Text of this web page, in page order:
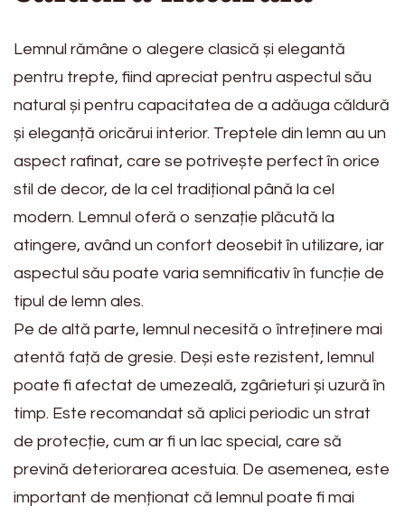
Lemnul rămâne o alegere clasică și elegantă
pentru trepte, fiind apreciat pentru aspectul său
natural și pentru capacitatea de a adăuga căldură
și eleganță oricărui interior. Treptele din lemn au un
aspect rafinat, care se potrivește perfect în orice
stil de decor, de la cel tradițional până la cel
modern. Lemnul oferă o senzație plăcută la
atingere, având un confort deosebit în utilizare, iar
aspectul său poate varia semnificativ în funcție de
tipul de lemn ales.
Pe de altă parte, lemnul necesită o întreținere mai
atentă față de gresie. Deși este rezistent, lemnul
poate fi afectat de umezeală, zgârieturi și uzură în
timp. Este recomandat să aplici periodic un strat
de protecție, cum ar fi un lac special, care să
prevină deteriorarea acestuia. De asemenea, este
important de menționat că lemnul poate fi mai